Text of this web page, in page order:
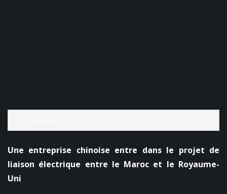
Une entreprise chinoise entre dans le projet de
liaison électrique entre le Maroc et le Royaume-
Uni